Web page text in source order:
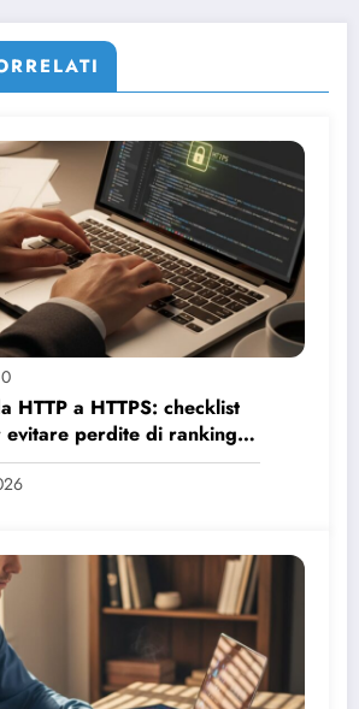
0
HTTP a HTTPS: checklist
evitare perdite di ranking